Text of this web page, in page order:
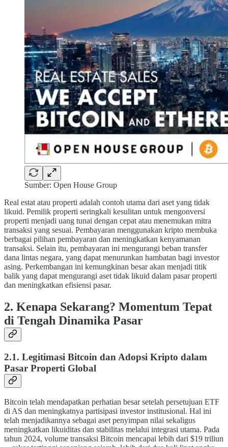
Sumber: Open House Group
Real estat atau properti adalah contoh utama dari aset yang tidak
likuid. Pemilik properti seringkali kesulitan untuk mengonversi
properti menjadi uang tunai dengan cepat atau menemukan mitra
transaksi yang sesuai. Pembayaran menggunakan kripto membuka
berbagai pilihan pembayaran dan meningkatkan kenyamanan
transaksi. Selain itu, pembayaran ini mengurangi beban transfer
dana lintas negara, yang dapat menurunkan hambatan bagi investor
asing. Perkembangan ini kemungkinan besar akan menjadi titik
balik yang dapat mengurangi aset tidak likuid dalam pasar properti
dan meningkatkan efisiensi pasar.
2. Kenapa Sekarang? Momentum Tepat
di Tengah Dinamika Pasar
2.1. Legitimasi Bitcoin dan Adopsi Kripto dalam
Pasar Properti Global
Bitcoin telah mendapatkan perhatian besar setelah persetujuan ETF
di AS dan meningkatnya partisipasi investor institusional. Hal ini
telah menjadikannya sebagai aset penyimpan nilai sekaligus
meningkatkan likuiditas dan stabilitas melalui integrasi utama. Pada
tahun 2024, volume transaksi Bitcoin mencapai lebih dari $19 triliun